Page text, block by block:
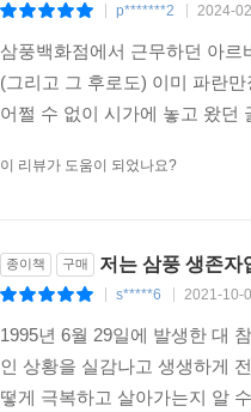
p*******2 2024-
삼풍백화점에서 근무하던 아
(그리고 그 후로도) 이미 파란
어쩔 수 없이 시가에 놓고 왔던
이 리뷰가 도움이 되었나요?
종이책 구매 저는 삼풍 생존자
s*****6 2021-10-
1995년 6월 29일에 발생한 대
인 상황을 실감나고 생생하게
떻게 극복하고 살아가는지 알